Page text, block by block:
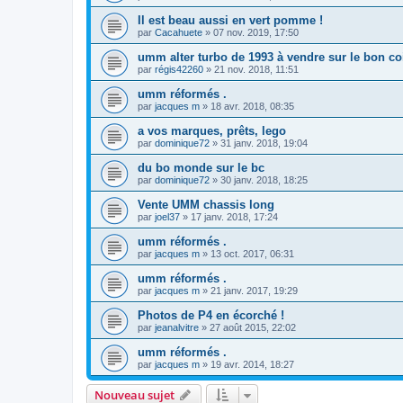
Il est beau aussi en vert pomme !
par Cacahuete » 07 nov. 2019, 17:50
umm alter turbo de 1993 à vendre sur le bon
par régis42260 » 21 nov. 2018, 11:51
umm réformés .
par jacques m » 18 avr. 2018, 08:35
a vos marques, prêts, lego
par dominique72 » 31 janv. 2018, 19:04
du bo monde sur le bc
par dominique72 » 30 janv. 2018, 18:25
Vente UMM chassis long
par joel37 » 17 janv. 2018, 17:24
umm réformés .
par jacques m » 13 oct. 2017, 06:31
umm réformés .
par jacques m » 21 janv. 2017, 19:29
Photos de P4 en écorché !
par jeanalvitre » 27 août 2015, 22:02
umm réformés .
par jacques m » 19 avr. 2014, 18:27
Nouveau sujet